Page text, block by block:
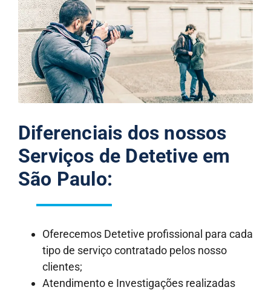
Diferenciais dos nossos
Serviços de Detetive em
São Paulo:
Oferecemos Detetive profissional para cada
tipo de serviço contratado pelos nosso
clientes;
Atendimento e Investigações realizadas